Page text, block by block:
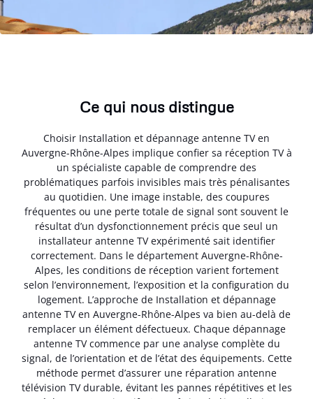
Ce qui nous distingue
Choisir Installation et dépannage antenne TV en
Auvergne-Rhône-Alpes implique confier sa réception TV à
un spécialiste capable de comprendre des
problématiques parfois invisibles mais très pénalisantes
au quotidien. Une image instable, des coupures
fréquentes ou une perte totale de signal sont souvent le
résultat d’un dysfonctionnement précis que seul un
installateur antenne TV expérimenté sait identifier
correctement. Dans le département Auvergne-Rhône-
Alpes, les conditions de réception varient fortement
selon l’environnement, l’exposition et la configuration du
logement. L’approche de Installation et dépannage
antenne TV en Auvergne-Rhône-Alpes va bien au-delà de
remplacer un élément défectueux. Chaque dépannage
antenne TV commence par une analyse complète du
signal, de l’orientation et de l’état des équipements. Cette
méthode permet d’assurer une réparation antenne
télévision TV durable, évitant les pannes répétitives et les